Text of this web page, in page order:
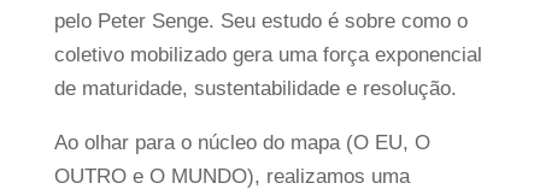
pelo Peter Senge. Seu estudo é sobre como o
coletivo mobilizado gera uma força exponencial
de maturidade, sustentabilidade e resolução.
Ao olhar para o núcleo do mapa (O EU, O
OUTRO e O MUNDO), realizamos uma